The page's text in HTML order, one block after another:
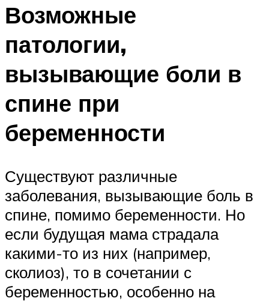
Возможные
патологии,
вызывающие боли в
спине при
беременности
Существуют различные
заболевания, вызывающие боль в
спине, помимо беременности. Но
если будущая мама страдала
какими-то из них (например,
сколиоз), то в сочетании с
беременностью, особенно на